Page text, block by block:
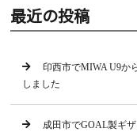
最近の投稿
印西市でMIWA U9か
しました
成田市でGOAL製ギ